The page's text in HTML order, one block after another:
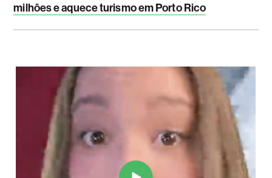
milhões e aquece turismo em Porto Rico